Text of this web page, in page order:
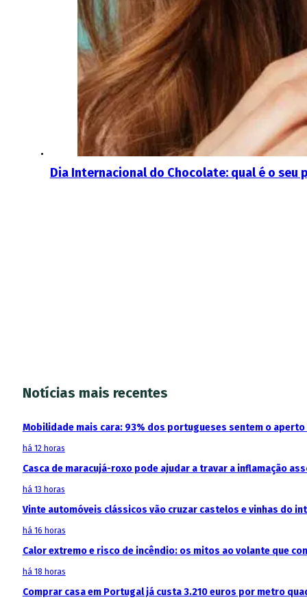
Dia Internacional do Chocolate: qual é o seu
Notícias mais recentes
Mobilidade mais cara: 93% dos portugueses sentem o
há 12 horas
Casca de maracujá-roxo pode ajudar a travar a inflamação
há 13 horas
Vinte automóveis clássicos vão cruzar castelos e vinhas do
há 16 horas
Calor extremo e risco de incêndio: os mitos ao volante que
há 18 horas
Comprar casa em Portugal já custa 3.210 euros por metro